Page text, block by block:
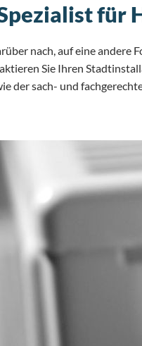
für
nach, auf eine andere
Sie Ihren
der sach- und